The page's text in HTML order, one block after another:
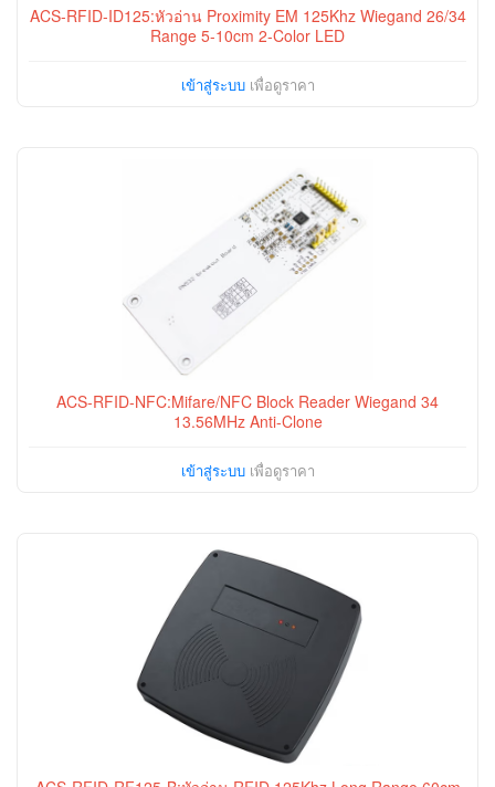
ACS-RFID-ID125:หัวอ่าน Proximity EM 125Khz Wiegand 26/34
Range 5-10cm 2-Color LED
เข้าสู่ระบบเพื่อดูราคา
ACS-RFID-NFC:Mifare/NFC Block Reader Wiegand 34
13.56MHz Anti-Clone
เข้าสู่ระบบเพื่อดูราคา